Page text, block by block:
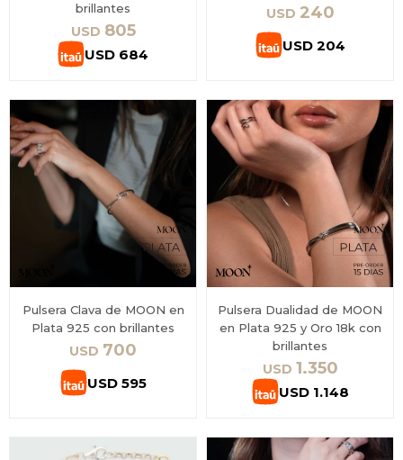
brillantes
USD 805
USD 684
USD 240
USD 204
Pulsera Clava de MOON en
Plata 925 con brillantes
USD 700
USD 595
Pulsera Dualidad de MOON
en Plata 925 y Oro 18k con
brillantes
USD 1.350
USD 1.148